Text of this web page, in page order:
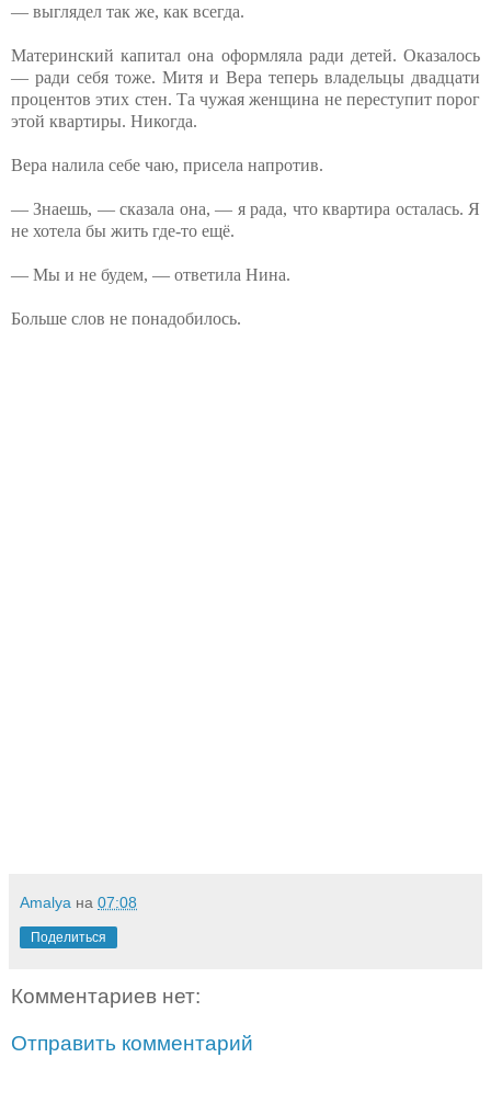
— выглядел так же, как всегда.
Материнский капитал она оформляла ради детей. Оказалось
— ради себя тоже. Митя и Вера теперь владельцы двадцати
процентов этих стен. Та чужая женщина не переступит порог
этой квартиры. Никогда.
Вера налила себе чаю, присела напротив.
— Знаешь, — сказала она, — я рада, что квартира осталась. Я
не хотела бы жить где-то ещё.
— Мы и не будем, — ответила Нина.
Больше слов не понадобилось.
Amalya на 07:08
Поделиться
Комментариев нет:
Отправить комментарий